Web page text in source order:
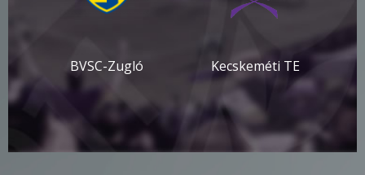
BVSC-Zugló Kecskeméti TE